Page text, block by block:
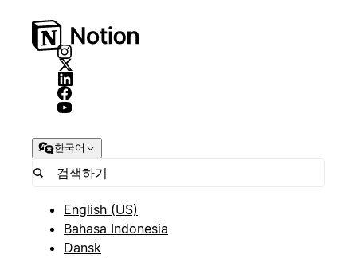
한국어
English (US)
Bahasa Indonesia
Dansk